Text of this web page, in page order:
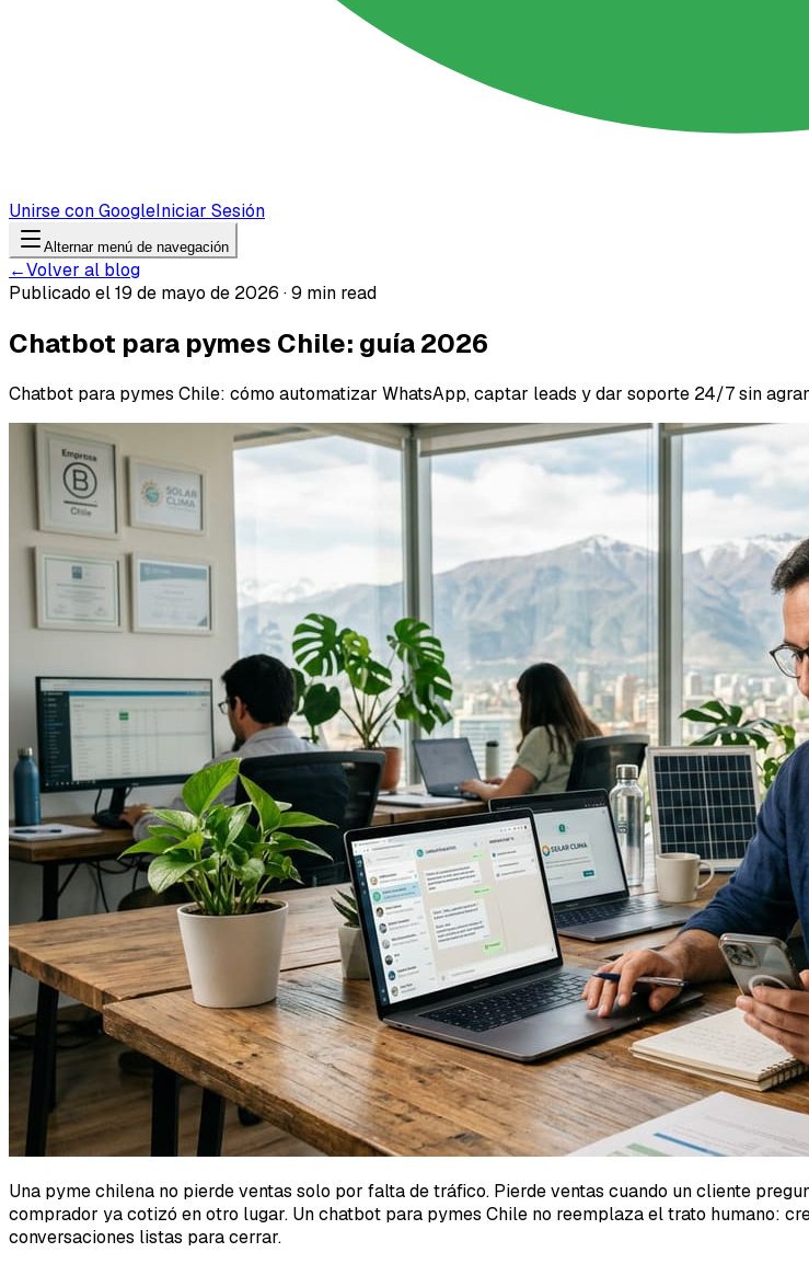
Unirse con GoogleIniciar Sesión
Alternar menú de navegación
←Volver al blog
Publicado el 19 de mayo de 2026 · 9 min read
Chatbot para pymes Chile: guía 2026
Chatbot para pymes Chile: cómo automatizar WhatsApp, captar leads y dar soporte 24/7 sin
Una pyme chilena no pierde ventas solo por falta de tráfico. Pierde ventas cuando un cliente
comprador ya cotizó en otro lugar. Un chatbot para pymes Chile no reemplaza el trato humano:
conversaciones listas para cerrar.